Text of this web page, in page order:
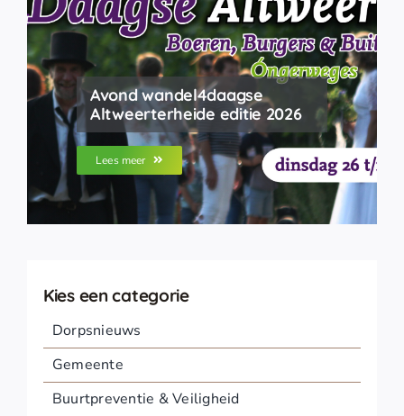
Avond wandel4daagse
Altweerterheide editie 2026
Lees meer
Kies een categorie
Dorpsnieuws
Gemeente
Buurtpreventie & Veiligheid